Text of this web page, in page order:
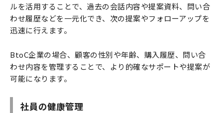
ルを活用することで、過去の会話内容や提案資料、問い合
わせ履歴などを一元化でき、次の提案やフォローアップを
迅速に行えます。
BtoC企業の場合、顧客の性別や年齢、購入履歴、問い合
わせ内容を管理することで、より的確なサポートや提案が
可能になります。
社員の健康管理